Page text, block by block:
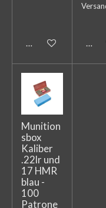
In den Warenkorb
In
Munition
sbox
Kaliber
.22lr und
17 HMR
blau -
100
Patrone